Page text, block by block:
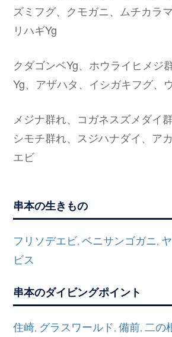
ズミフグ、クモガニ、ムチカラ
リハギYg
クダゴンベYg、ホウライヒメジ
Yg、アザハタ、イシガキフグ、
メジナ群れ、コガネスズメダイ
シモチ群れ、スジハナダイ、ア
エビ
串本の生きもの
フリソデエビ,ベニサンゴガニ,
ビス
串本のダイビングポイント
住崎, グラスワールド,備前, 二の